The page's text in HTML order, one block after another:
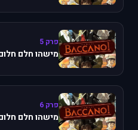
פרק 5
מישהו חלם
פרק 6
מישהו חלם